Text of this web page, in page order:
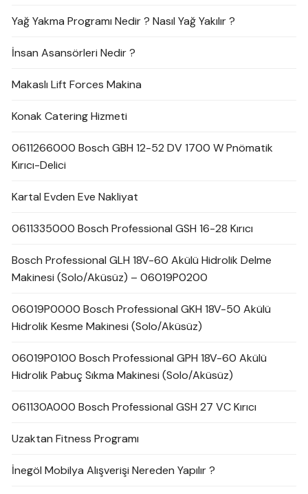
Yağ Yakma Programı Nedir ? Nasıl Yağ Yakılır ?
İnsan Asansörleri Nedir ?
Makaslı Lift Forces Makina
Konak Catering Hizmeti
0611266000 Bosch GBH 12-52 DV 1700 W Pnömatik
Kırıcı-Delici
Kartal Evden Eve Nakliyat
0611335000 Bosch Professional GSH 16-28 Kırıcı
Bosch Professional GLH 18V-60 Akülü Hidrolik Delme
Makinesi (Solo/Aküsüz) – 06019P0200
06019P0000 Bosch Professional GKH 18V-50 Akülü
Hidrolik Kesme Makinesi (Solo/Aküsüz)
06019P0100 Bosch Professional GPH 18V-60 Akülü
Hidrolik Pabuç Sıkma Makinesi (Solo/Aküsüz)
061130A000 Bosch Professional GSH 27 VC Kırıcı
Uzaktan Fitness Programı
İnegöl Mobilya Alışverişi Nereden Yapılır ?